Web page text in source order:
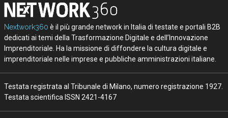
Nextwork360 è il più grande network in Italia di testate e portali B2B
dedicati ai temi della Trasformazione Digitale e dell’Innovazione
Imprenditoriale. Ha la missione di diffondere la cultura digitale e
imprenditoriale nelle imprese e pubbliche amministrazioni italiane.
Testata registrata al Tribunale di Milano, numero registrazione 1927.
Testata scientifica ISSN 2421-4167